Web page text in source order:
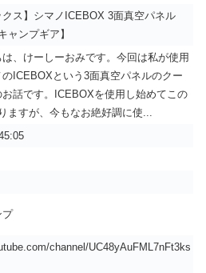
クス】シマノICEBOX 3面真空パネル
ャンプギア】
、けーしーおみです。今回は私が使用
のICEBOXという3面真空パネルのクー
話です。ICEBOXを使用し始めてこの
ますが、今もなお絶好調に使...
プ
channel/UC48yAuFML7nFt3ks